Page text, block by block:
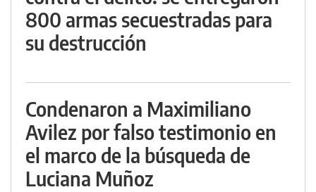
800 armas secuestradas para
su destrucción
Condenaron a Maximiliano
Avilez por falso testimonio en
el marco de la búsqueda de
Luciana Muñoz